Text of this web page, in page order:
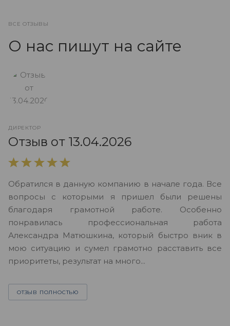
ВСЕ ОТЗЫВЫ
О нас пишут на сайте
ДИРЕКТОР
Отзыв от 13.04.2026
Обратился в данную компанию в начале года. Все
вопросы с которыми я пришел были решены
благодаря грамотной работе. Особенно
понравилась профессиональная работа
Александра Матюшкина, который быстро вник в
мою ситуацию и сумел грамотно расставить все
приоритеты, результат на много...
ОТЗЫВ ПОЛНОСТЬЮ